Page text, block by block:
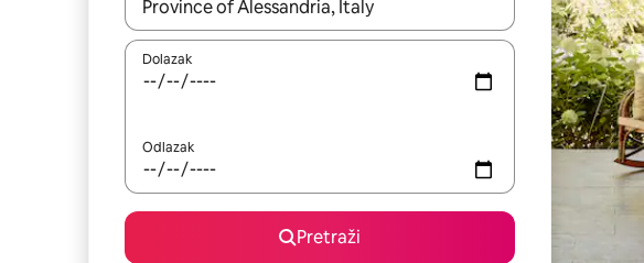
Kada budu dostupni rezultati, moći ćete ih pregledati koristeći se
Dolazak
Odlazak
Pretraži